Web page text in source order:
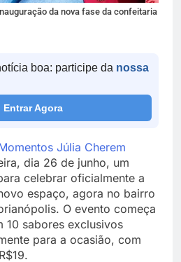
da nova fase da confeitaria
boa: participe da nossa
Entrar Agora
Júlia Cherem
dia 26 de junho, um
celebrar oficialmente a
espaço, agora no bairro
O evento começa
10 sabores exclusivos
para a ocasião, com